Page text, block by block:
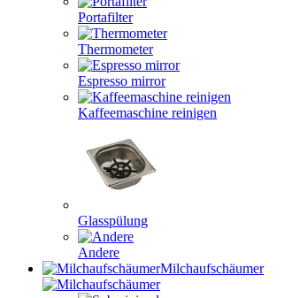
Portafilter
Thermometer
Espresso mirror
Kaffeemaschine reinigen
Glasspülung
Andere
Milchaufschäumer